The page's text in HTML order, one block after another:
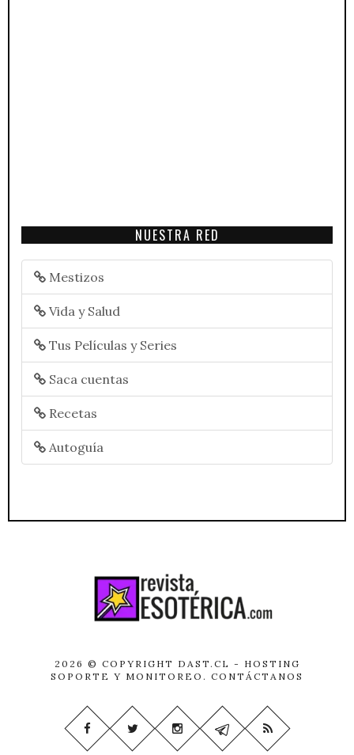
NUESTRA RED
Mestizos
Vida y Salud
Tus Películas y Series
Saca cuentas
Recetas
Autoguía
2026 © COPYRIGHT DAST.CL - HOSTING
SOPORTE Y MONITOREO. CONTÁCTANOS